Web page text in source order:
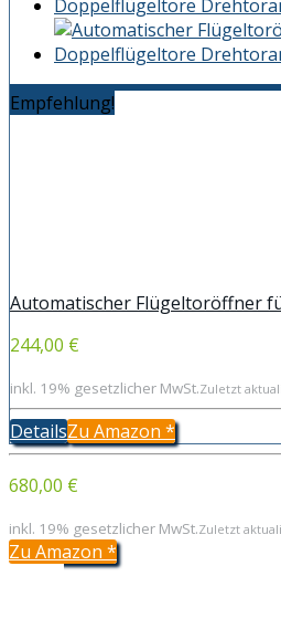
Empfehlung!
Automatischer Flügeltoröffner
244,00 €
inkl. 19% gesetzlicher MwSt.Zuletzt
DetailsZu Amazon *
680,00 €
inkl. 19% gesetzlicher MwSt.Zuletzt
Zu Amazon *